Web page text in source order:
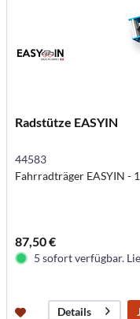
Radstütze EASYIN
44583
Fahrradträger EASYIN -
87,50 €
5 sofort verfügbar.
Details